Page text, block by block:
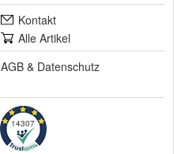
Kontakt
Alle Artikel
AGB & Datenschutz
14307